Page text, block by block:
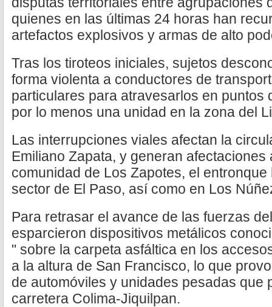
quienes en las últimas 24 horas han
artefactos explosivos y armas de alto
Tras los tiroteos iniciales, sujetos
forma violenta a conductores de
particulares para atravesarlos en puntos
por lo menos una unidad en la zona del
Las interrupciones viales afectan la
Emiliano Zapata, y generan afectaciones
comunidad de Los Zapotes, el
sector de El Paso, así como en Los
Para retrasar el avance de las fuerzas
esparcieron dispositivos metálicos
" sobre la carpeta asfáltica en los
a la altura de San Francisco, lo que
de automóviles y unidades pesadas que
carretera Colima-Jiquilpan.